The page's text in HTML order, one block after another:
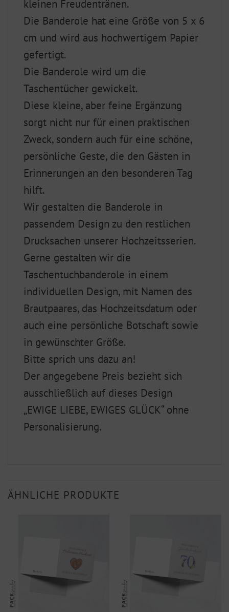
kleinen Freudentränen.
Die Banderole hat eine Größe von 5 x 6
cm und wird aus hochwertigem Papier
gefertigt.
Die Banderole wird um die
Taschentücher gewickelt.
Diese kleine, aber feine Ergänzung
sorgt nicht nur für einen praktischen
Zweck, sondern auch für eine schöne,
persönliche Geste, die den Gästen in
Erinnerungen an den besonderen Tag
hilft.
Wir gestalten die Banderole in
passendem Design zu den restlichen
Drucksachen unserer Hochzeitsserien.
Gerne gestalten wir die
Taschentuchbanderole in einem
individuellen Design, mit Namen des
Brautpaares, das Hochzeitsdatum oder
auch eine persönliche Botschaft sowie
in gewünschter Größe.
Bitte sprich uns dazu an!
Der angegebene Preis bezieht sich
ausschließlich auf dieses Design
„EWIGE LIEBE, EWIGES GLÜCK“ ohne
Personalisierung.
ÄHNLICHE PRODUKTE